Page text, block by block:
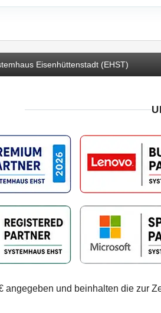
Eisenhüttenstadt (EHST)
angegeben und beinhalten die zur